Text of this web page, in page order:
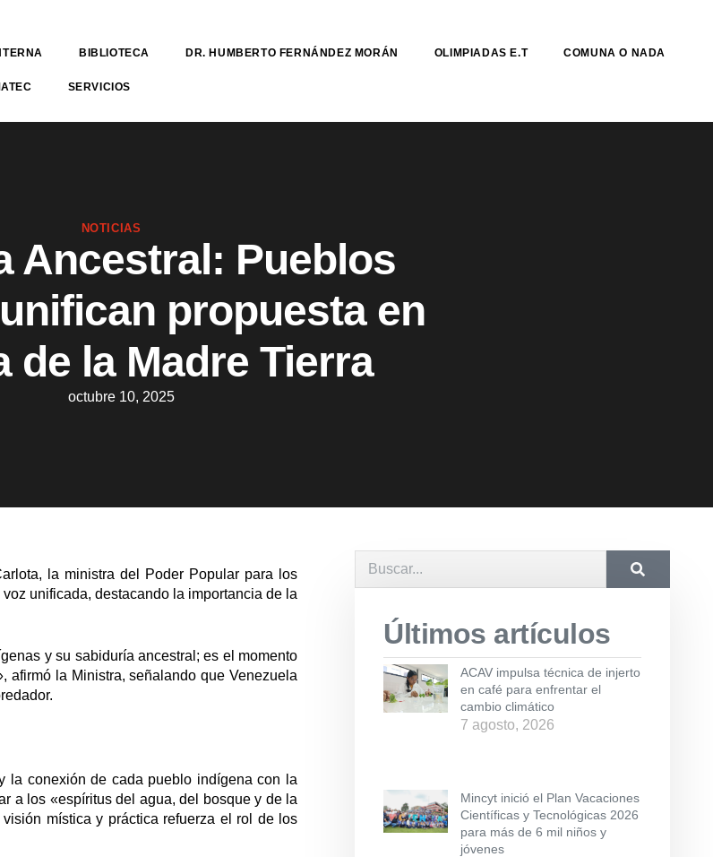
BIBLIOTECA DR. HUMBERTO FERNÁNDEZ MORÁN OLIMPIADAS E.T COMUNA O NADA
SERVICIOS
NOTICIAS
Ancestral: Pueblos
propuesta en
de la Madre Tierra
octubre 10, 2025
la ministra del Poder Popular para los
unificada, destacando la importancia de la
y su sabiduría ancestral; es el momento
afirmó la Ministra, señalando que Venezuela
la conexión de cada pueblo indígena con la
a los «espíritus del agua, del bosque y de la
mística y práctica refuerza el rol de los
Últimos artículos
ACAV impulsa técnica de injerto
en café para enfrentar el
cambio climático
7 agosto, 2026
Mincyt inició el Plan Vacaciones
Científicas y Tecnológicas 2026
para más de 6 mil niños y
jóvenes